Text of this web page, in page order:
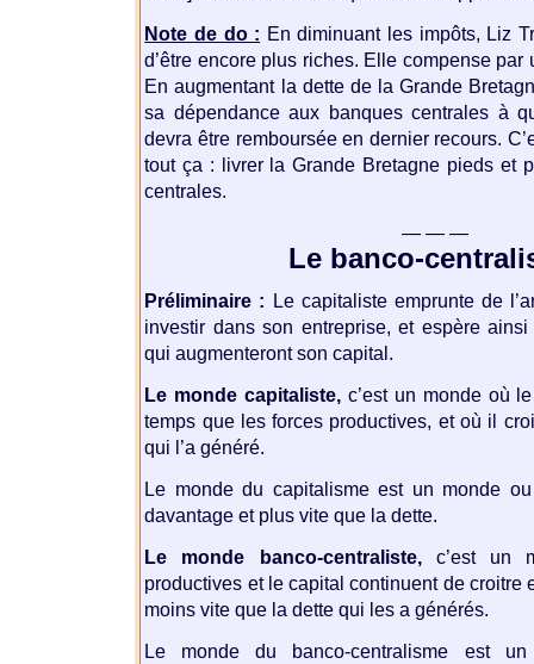
Note de do : En diminuant les impôts, Liz
d’être encore plus riches. Elle compense par
En augmentant la dette de la Grande
sa dépendance aux banques centrales à
devra être remboursée en dernier recours.
tout ça : livrer la Grande Bretagne pieds et
centrales.
— — —
Le banco-
Préliminaire : Le capitaliste emprunte de
investir dans son entreprise, et espère
qui augmenteront son capital.
Le monde capitaliste, c’est un monde où
temps que les forces productives, et où il
qui l’a généré.
Le monde du capitalisme est un monde
davantage et plus vite que la dette.
Le monde banco-centraliste,c’est un
productives et le capital continuent de croitre
moins vite que la dette qui les a générés.
Le monde du banco-centralisme est